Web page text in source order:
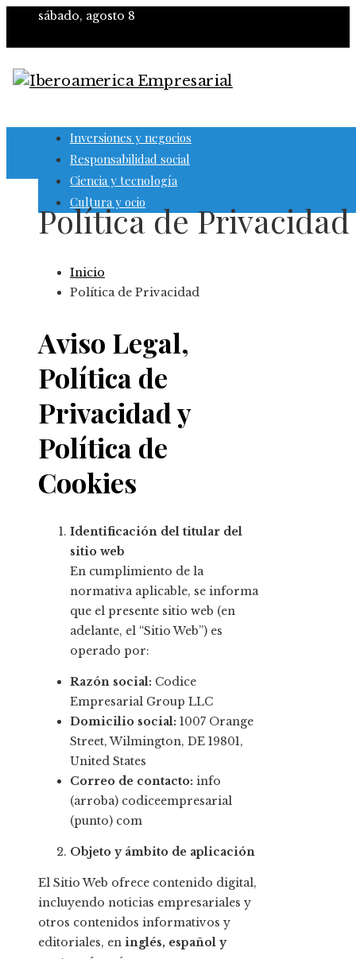
sábado, agosto 8
Inversiones y negocios
Responsabilidad social
Ciencia y tecnología
Cultura y ocio
Política de Privacidad
Inicio
Política de Privacidad
Aviso Legal,
Política de
Privacidad y
Política de
Cookies
Identificación del titular del
sitio web
En cumplimiento de la
normativa aplicable, se informa
que el presente sitio web (en
adelante, el “Sitio Web”) es
operado por:
Razón social: Codice
Empresarial Group LLC
Domicilio social: 1007 Orange
Street, Wilmington, DE 19801,
United States
Correo de contacto: info
(arroba) codiceempresarial
(punto) com
Objeto y ámbito de aplicación
El Sitio Web ofrece contenido digital,
incluyendo noticias empresariales y
otros contenidos informativos y
editoriales, en inglés, español y